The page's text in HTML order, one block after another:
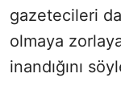
gazetecileri
olmaya
inandığını